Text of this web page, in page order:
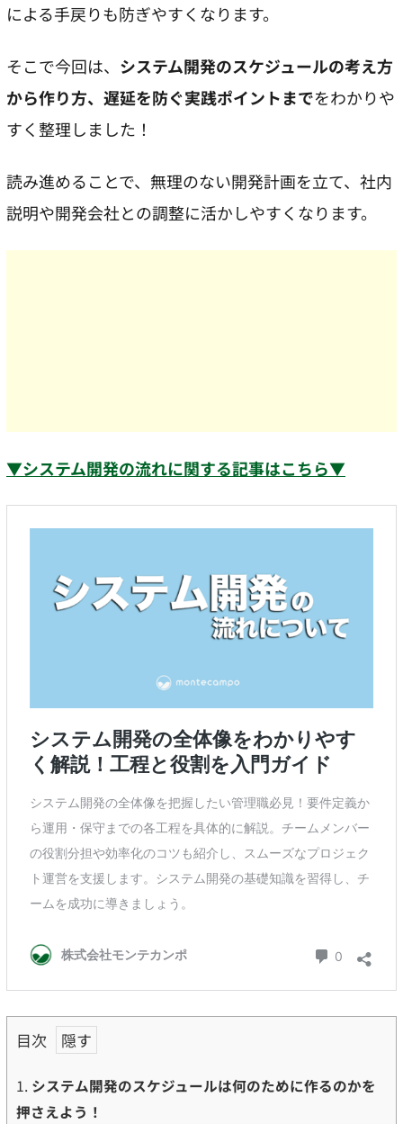
による手戻りも防ぎやすくなります。
そこで今回は、 システム開発のスケジュールの考え方
から作り方、遅延を防ぐ実践ポイントまでをわかりや
すく整理しました！
読み進めることで、無理のない開発計画を立て、社内
説明や開発会社との調整に活かしやすくなります。
▼システム開発の流れに関する記事はこちら▼
目次
1. システム開発のスケジュールは何のために作るのかを
押さえよう！